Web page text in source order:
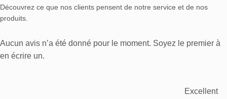
Découvrez ce que nos clients pensent de notre service et de nos
produits.
Aucun avis n’a été donné pour le moment. Soyez le premier à
en écrire un.
Excellent